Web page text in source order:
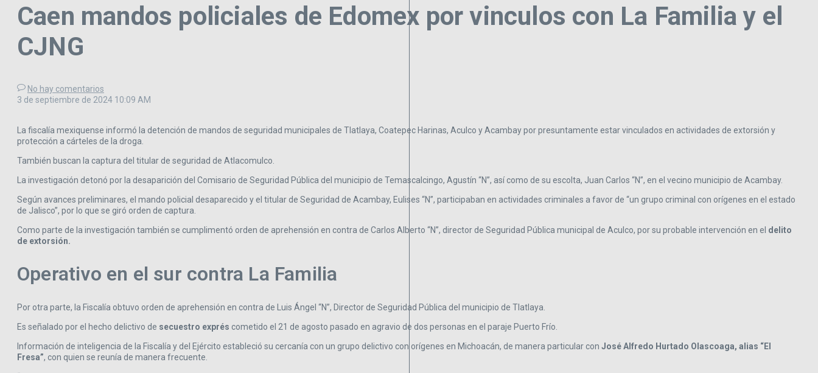
Caen mandos policiales de Edomex por vinculos con La Familia y el
CJNG
No hay comentarios
3 de septiembre de 2024 10:09 AM
La fiscalía mexiquense informó la detención de mandos de seguridad municipales de Tlatlaya, Coatepec Harinas, Aculco y Acambay por presuntamente estar vinculados en actividades de extorsión y
protección a cárteles de la droga.
También buscan la captura del titular de seguridad de Atlacomulco.
La investigación detonó por la desaparición del Comisario de Seguridad Pública del municipio de Temascalcingo, Agustín “N”, así como de su escolta, Juan Carlos “N”, en el vecino municipio de Acambay.
Según avances preliminares, el mando policial desaparecido y el titular de Seguridad de Acambay, Eulises “N”, participaban en actividades criminales a favor de “un grupo criminal con orígenes en el estado
de Jalisco”, por lo que se giró orden de captura.
Como parte de la investigación también se cumplimentó orden de aprehensión en contra de Carlos Alberto “N”, director de Seguridad Pública municipal de Aculco, por su probable intervención en el delito
de extorsión.
Operativo en el sur contra La Familia
Por otra parte, la Fiscalía obtuvo orden de aprehensión en contra de Luis Ángel “N”, Director de Seguridad Pública del municipio de Tlatlaya.
Es señalado por el hecho delictivo de secuestro exprés cometido el 21 de agosto pasado en agravio de dos personas en el paraje Puerto Frío.
Información de inteligencia de la Fiscalía y del Ejército estableció su cercanía con un grupo delictivo con orígenes en Michoacán, de manera particular con José Alfredo Hurtado Olascoaga, alias “El
Fresa”, con quien se reunía de manera frecuente.